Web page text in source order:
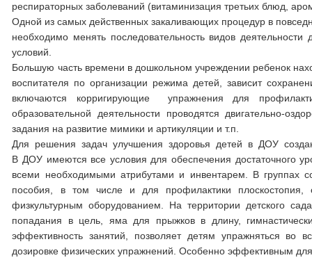
респираторных заболеваний (витаминизация третьих блюд,
Одной из самых действенных закаливающих процедур в
необходимо менять последовательность видов
условий.
Большую часть времени в дошкольном учреждении ребенок
воспитателя по организации режима детей, зависит
включаются корригирующие упражнения для
образовательной деятельности проводятся двигательно-
задания на развитие мимики и артикуляции и т.п.
Для решения задач улучшения здоровья детей в ДОУ
В ДОУ имеются все условия для обеспечения достаточного
всеми необходимыми атрибутами и инвентарем. В группах
пособия, в том числе и для профилактики плоскостопия,
физкультурным оборудованием. На территории детского
попадания в цель, яма для прыжков в длину,
эффективность занятий, позволяет детям упражняться
дозировке физических упражнений. Особенно эффективным